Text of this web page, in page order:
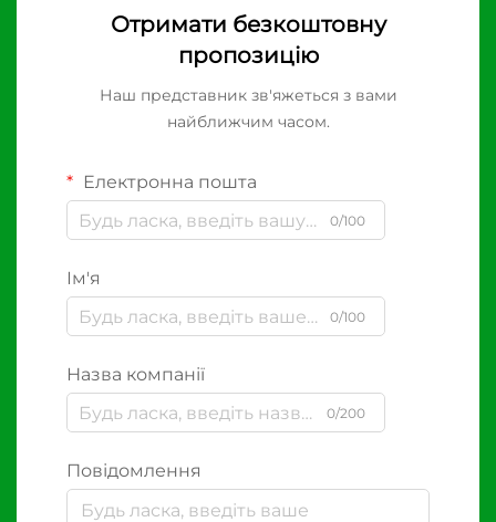
Отримати безкоштовну
пропозицію
Наш представник зв'яжеться з вами
найближчим часом.
Електронна пошта
0/100
Ім'я
0/100
Назва компанії
0/200
Повідомлення